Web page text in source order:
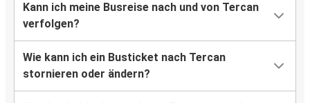
Kann ich meine Busreise nach und von Tercan
verfolgen?
Wie kann ich ein Busticket nach Tercan
stornieren oder ändern?